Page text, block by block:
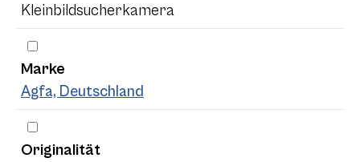
Kleinbildsucherkamera
Marke
Agfa, Deutschland
Originalität